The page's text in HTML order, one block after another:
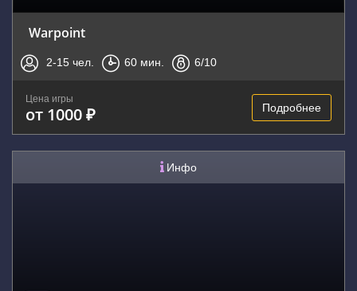
Warpoint
2-15 чел. 60 мин. 6/10
Цена игры
от 1000 ₽ Подробнее
Инфо